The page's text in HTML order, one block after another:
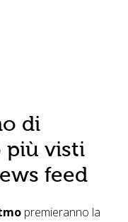
di
più visti
feed
premieranno la